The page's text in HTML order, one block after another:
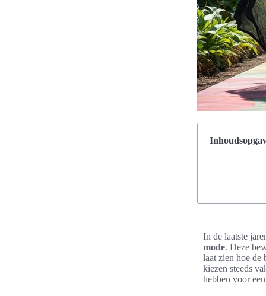
In de laatste
mode. Deze
laat zien hoe de
kiezen steeds
hebben voor